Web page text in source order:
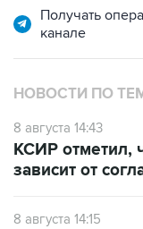
Получать
канале
НОВОСТИ ПО
8 августа 14:43
КСИР отметил,
зависит от
8 августа 14:15